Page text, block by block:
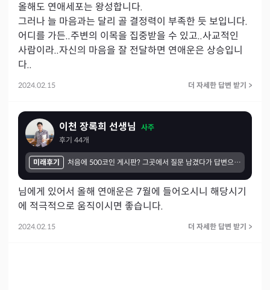
올해도 연애세포는 왕성합니다.
그러나 늘 마음과는 달리 골 결정력이 부족한 듯 보입니다.
어디를 가든..주변의 이목을 집중받을 수 있고..사교적인
사람이라..자신의 마음을 잘 전달하면 연애운은 상승입니
다..
2024.02.15 더 자세한 답변 받기 >
이천 장록희 선생님
사주
후기 44개
미래후기 처음에 500코인 게시판? 그곳에서 질문 남겼다가 답변으로 알게되었던 선생님 이십니다 사주적 설명을 잘 풀어주셨고 궁금한 부분에서도 쉽게 설명해주셨습니다 미래공수는 아직 기간이 좀 남아 확인은 못하였지만 큰 운의 흐름을 알려주셔서 기다리고있습니다
님에게 있어서 올해 연애운은 7월에 들어오시니 해당시기
에 적극적으로 움직이시면 좋습니다.
2024.02.15 더 자세한 답변 받기 >